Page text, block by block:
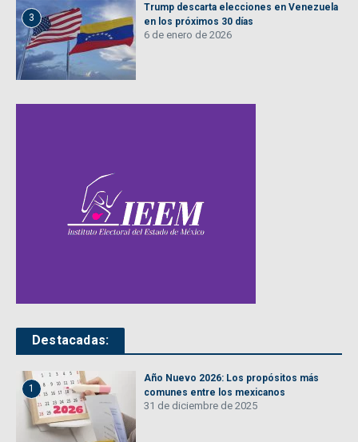
3
Trump descarta elecciones en Venezuela
en los próximos 30 días
6 de enero de 2026
Destacadas:
1
Año Nuevo 2026: Los propósitos más
comunes entre los mexicanos
31 de diciembre de 2025